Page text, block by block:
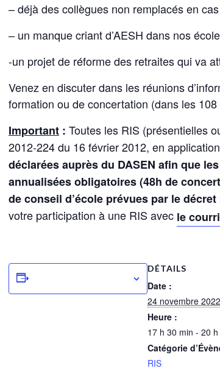
– déjà des collègues non remplacés en
– un manque criant d’AESH dans nos
-un projet de réforme des retraites qui va
Venez en discuter dans les réunions
formation ou de concertation (dans les
Important : Toutes les RIS (présentielles
2012-224 du 16 février 2012, en
déclarées auprès du DASEN afin que
annualisées obligatoires (48h de
de conseil d’école prévues par le décret
votre participation à une RIS avec le
DÉTAILS
Date :
24 novembre 2022
Heure :
17 h 30 min - 20
Catégorie
RIS